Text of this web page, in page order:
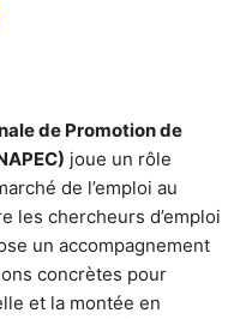
de Promotion de
joue un rôle
de l’emploi au
les chercheurs d’emploi
un accompagnement
concrètes pour
et la montée en